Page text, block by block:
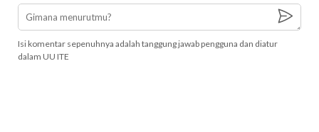
Isi komentar sepenuhnya adalah tanggung jawab pengguna dan diatur
dalam UU ITE